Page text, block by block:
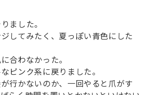
ました。
してみたく、夏っぽい青色にした
合わなかった。
ピンク系に戻りました。
行かないのか、一回やると爪がす